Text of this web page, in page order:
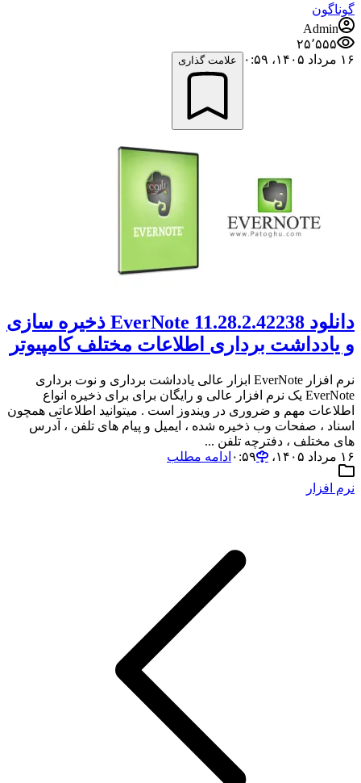
گوناگون
Admin
۲۵٬۵۵۵
۱۶ مرداد ۱۴۰۵،‏ ۰:۵۹
علامت گذاری
دانلود EverNote 11.28.2.42238 ذخیره سازی
و یادداشت برداری اطلاعات مختلف کامپیوتر
نرم افزار EverNote ابزار عالی یادداشت برداری و نوت برداری
EverNote یک نرم افزار عالی و رایگان برای برای ذخیره انواع
اطلاعات مهم و ضروری در ویندوز است . میتوانید اطلاعاتی همچون
اسناد ، صفحات وب ذخیره شده ، ایمیل و پیام های تلفن ، آدرس
های مختلف ، دفترچه تلفن ...
۱۶ مرداد ۱۴۰۵،‏ ۰:۵۹
ادامه مطلب
نرم افزار